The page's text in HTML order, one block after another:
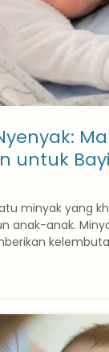
untuk
minyak yang
anak-anak.